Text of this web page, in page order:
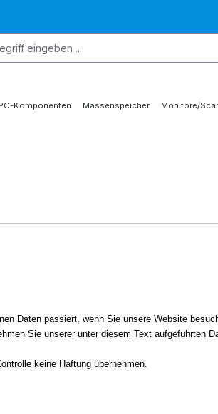
Komponenten Massenspeicher Monitore/
Daten passiert, wenn Sie unsere Website
Sie unserer unter diesem Text aufgeführten
keine Haftung übernehmen.